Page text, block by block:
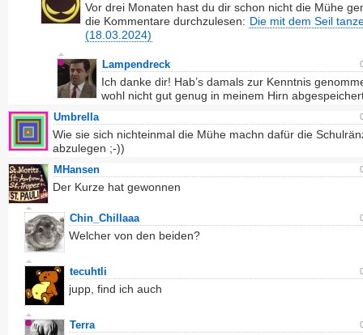
Vor drei Monaten hast du dir schon nicht die Mühe
die Kommentare durchzulesen: Die mit dem Seil
(18.03.2024)
Lampendreck
Ich danke dir! Hab’s damals zur Kenntnis
wohl nicht gut genug in meinem Hirn
Umbrella
Wie sie sich nichteinmal die Mühe machn dafür die
abzulegen ;-))
MHansen
Der Kurze hat gewonnen
Chin_Chillaaa
Welcher von den beiden?
tecuhtli
jupp, find ich auch
Terra